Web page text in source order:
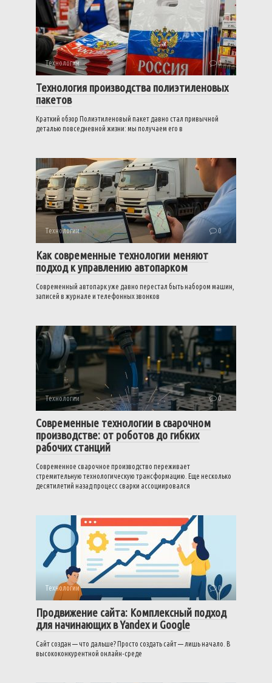
Технологии 0
Технология производства полиэтиленовых
пакетов
Краткий обзор Полиэтиленовый пакет давно стал привычной
деталью повседневной жизни: мы получаем его в
Технологии 0
Как современные технологии меняют
подход к управлению автопарком
Современный автопарк уже давно перестал быть набором машин,
записей в журнале и телефонных звонков
Технологии 0
Современные технологии в сварочном
производстве: от роботов до гибких
рабочих станций
Современное сварочное производство переживает
стремительную технологическую трансформацию. Еще несколько
десятилетий назад процесс сварки ассоциировался
Технологии 0
Продвижение сайта: Комплексный подход
для начинающих в Yandex и Google
Сайт создан — что дальше? Просто создать сайт — лишь начало. В
высококонкурентной онлайн-среде